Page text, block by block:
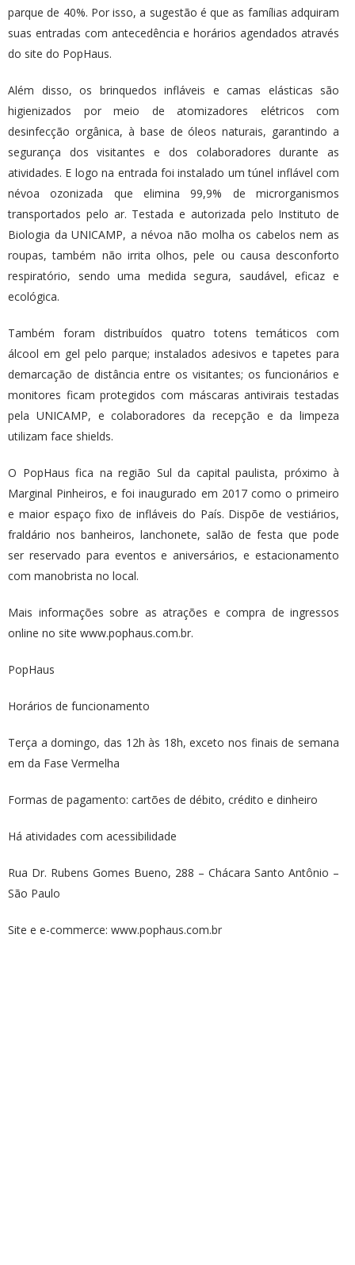
parque de 40%. Por isso, a sugestão é que as famílias adquiram
suas entradas com antecedência e horários agendados através
do site do PopHaus.
Além disso, os brinquedos infláveis e camas elásticas são
higienizados por meio de atomizadores elétricos com
desinfecção orgânica, à base de óleos naturais, garantindo a
segurança dos visitantes e dos colaboradores durante as
atividades. E logo na entrada foi instalado um túnel inflável com
névoa ozonizada que elimina 99,9% de microrganismos
transportados pelo ar. Testada e autorizada pelo Instituto de
Biologia da UNICAMP, a névoa não molha os cabelos nem as
roupas, também não irrita olhos, pele ou causa desconforto
respiratório, sendo uma medida segura, saudável, eficaz e
ecológica.
Também foram distribuídos quatro totens temáticos com
álcool em gel pelo parque; instalados adesivos e tapetes para
demarcação de distância entre os visitantes; os funcionários e
monitores ficam protegidos com máscaras antivirais testadas
pela UNICAMP, e colaboradores da recepção e da limpeza
utilizam face shields.
O PopHaus fica na região Sul da capital paulista, próximo à
Marginal Pinheiros, e foi inaugurado em 2017 como o primeiro
e maior espaço fixo de infláveis do País. Dispõe de vestiários,
fraldário nos banheiros, lanchonete, salão de festa que pode
ser reservado para eventos e aniversários, e estacionamento
com manobrista no local.
Mais informações sobre as atrações e compra de ingressos
online no site www.pophaus.com.br.
PopHaus
Horários de funcionamento
Terça a domingo, das 12h às 18h, exceto nos finais de semana
em da Fase Vermelha
Formas de pagamento: cartões de débito, crédito e dinheiro
Há atividades com acessibilidade
Rua Dr. Rubens Gomes Bueno, 288 – Chácara Santo Antônio –
São Paulo
Site e e-commerce: www.pophaus.com.br